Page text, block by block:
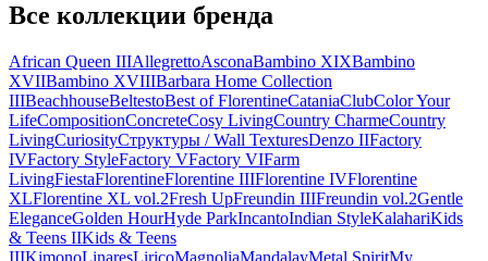
Все коллекции бренда
African Queen IIIAllegrettoAsconaBambino XIXBambino
XVIIBambino XVIIIBarbara Home Collection
IIIBeachhouseBeltestoBest of FlorentineCataniaClubColor Your
LifeCompositionConcreteCosy LivingCountry CharmeCountry
LivingCuriosityCтруктуры / Wall TexturesDenzo IIFactory
IVFactory StyleFactory VFactory VIFarm
LivingFiestaFlorentineFlorentine IIIFlorentine IVFlorentine
XLFlorentine XL vol.2Fresh UpFreundin IIIFreundin vol.2Gentle
EleganceGolden HourHyde ParkIncantoIndian StyleKalahariKids
& Teens IIKids & Teens
IIIKimonoLinaresLiricoMagnoliaMandalayMetal SpiritMy